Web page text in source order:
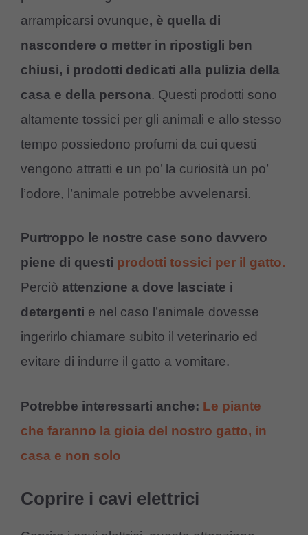
arrampicarsi ovunque, è quella di
nascondere o metter in ripostigli ben
chiusi, i prodotti dedicati alla pulizia della
casa e della persona. Questi prodotti sono
altamente tossici per gli animali e allo stesso
tempo possiedono profumi da cui questi
vengono attratti e un po’ la curiosità un po’
l’odore, l’animale potrebbe avvelenarsi.
Purtroppo le nostre case sono davvero
piene di questi prodotti tossici per il gatto.
Perciò attenzione a dove lasciate i
detergenti e nel caso l’animale dovesse
ingerirlo chiamare subito il veterinario ed
evitare di indurre il gatto a vomitare.
Potrebbe interessarti anche: Le piante
che faranno la gioia del nostro gatto, in
casa e non solo
Coprire i cavi elettrici